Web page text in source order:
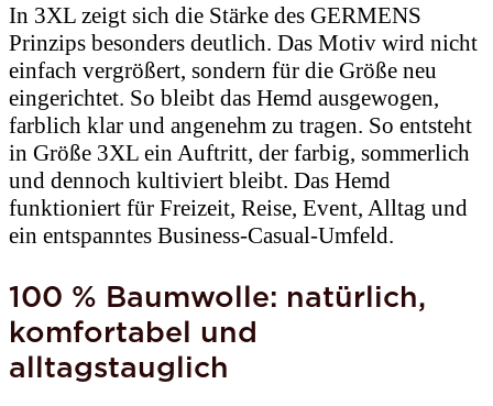
In 3XL zeigt sich die Stärke des GERMENS
Prinzips besonders deutlich. Das Motiv wird nicht
einfach vergrößert, sondern für die Größe neu
eingerichtet. So bleibt das Hemd ausgewogen,
farblich klar und angenehm zu tragen. So entsteht
in Größe 3XL ein Auftritt, der farbig, sommerlich
und dennoch kultiviert bleibt. Das Hemd
funktioniert für Freizeit, Reise, Event, Alltag und
ein entspanntes Business-Casual-Umfeld.
100 % Baumwolle: natürlich,
komfortabel und
alltagstauglich